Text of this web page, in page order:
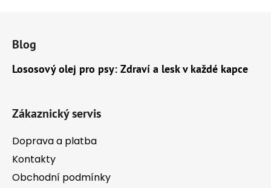
Blog
Lososový olej pro psy: Zdraví a lesk v každé kapce
Zákaznický servis
Doprava a platba
Kontakty
Obchodní podmínky